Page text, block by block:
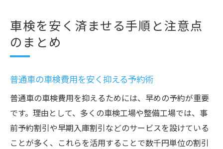
車検を安く済ませる手順と注意点
のまとめ
普通車の車検費用を安く抑える予約術
普通車の車検費用を抑えるためには、早めの予約が重要
です。理由として、多くの車検工場や整備工場では、事
前予約割引や早期入庫割引などのサービスを設けている
ことが多く、これらを活用することで数千円単位の割引